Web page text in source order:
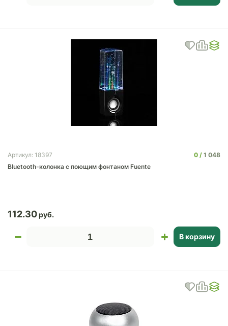
Артикул: 18397 0
1 048
Bluetooth-колонка с поющим фонтаном Fuente
112.30
В корзину